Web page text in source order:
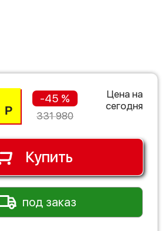
Р
-45 %
331 980
Цена на
сегодня
Купить
под заказ